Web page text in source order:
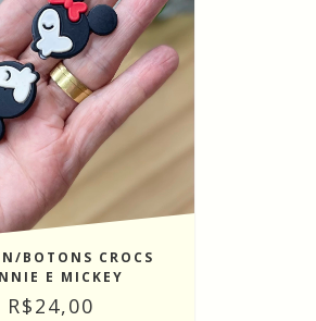
BOTONS CROCS
E MICKEY
R$24,00